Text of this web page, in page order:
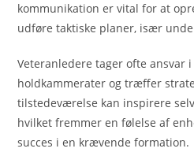
kommunikation er vital for at
udføre taktiske planer, især
Veteranledere tager ofte ansvar
holdkammerater og træffer
tilstedeværelse kan inspirere
hvilket fremmer en følelse af
succes i en krævende formation.